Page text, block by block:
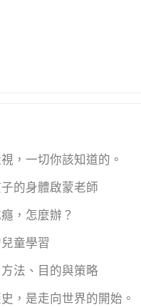
，一切你該知道的。
的身體啟蒙老師
，怎麼辦？
童學習
法、目的與策略
，是走向世界的開始。